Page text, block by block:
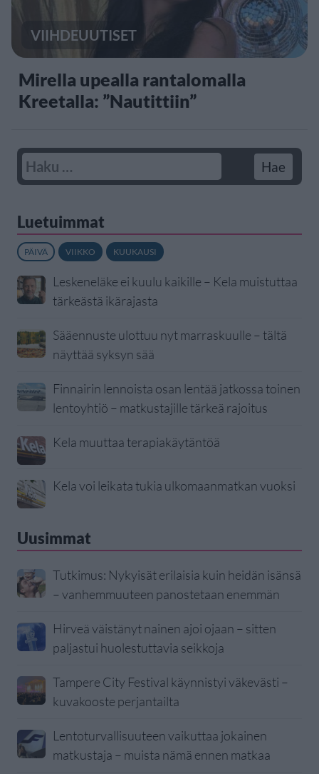
VIIHDEUUTISET
Mirella upealla rantalomalla
Kreetalla: ”Nautittiin”
Luetuimmat
PÄIVÄ VIIKKO KUUKAUSI
Leskeneläke ei kuulu kaikille – Kela muistuttaa
tärkeästä ikärajasta
Sääennuste ulottuu nyt marraskuulle – tältä
näyttää syksyn sää
Finnairin lennoista osan lentää jatkossa toinen
lentoyhtiö – matkustajille tärkeä rajoitus
Kela muuttaa terapiakäytäntöä
Kela voi leikata tukia ulkomaanmatkan vuoksi
Uusimmat
Tutkimus: Nykyisät erilaisia kuin heidän isänsä
– vanhemmuuteen panostetaan enemmän
Hirveä väistänyt nainen ajoi ojaan – sitten
paljastui huolestuttavia seikkoja
Tampere City Festival käynnistyi väkevästi –
kuvakooste perjantailta
Lentoturvallisuuteen vaikuttaa jokainen
matkustaja – muista nämä ennen matkaa